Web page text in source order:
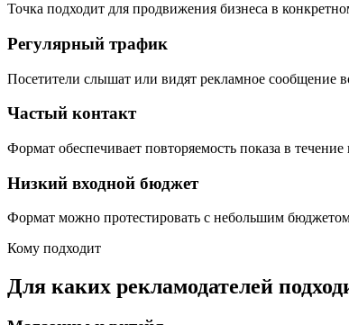
Точка подходит для продвижения бизнеса в
Регулярный трафик
Посетители слышат или видят рекламное сообщение
Частый контакт
Формат обеспечивает повторяемость показа в
Низкий входной бюджет
Формат можно протестировать с небольшим
Кому подходит
Для каких рекламодателей